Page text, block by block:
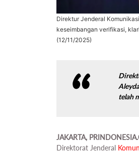
Direktur Jenderal
keseimbangan verifikasi,
(12/11/2025)
telah
JAKARTA,
Direktorat Jenderal